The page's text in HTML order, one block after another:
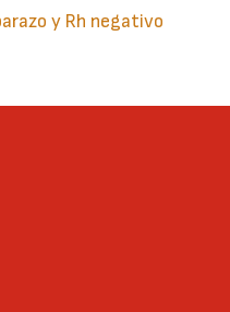
y Rh negativo